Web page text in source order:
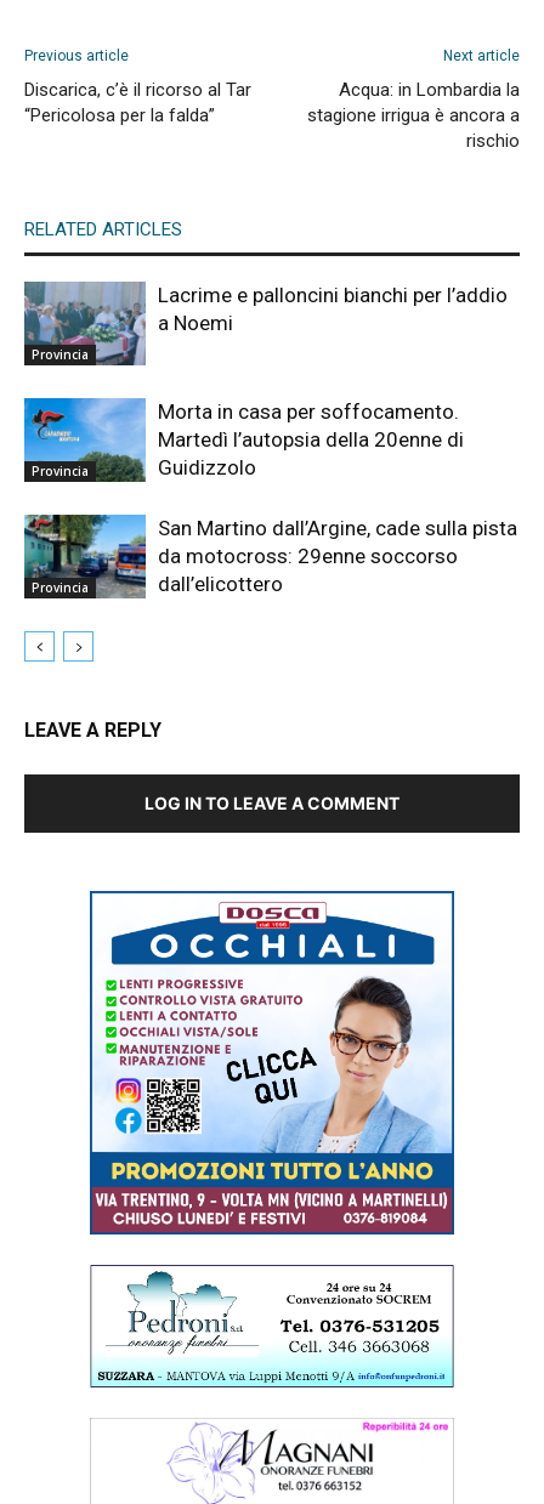
Previous article
Discarica, c’è il ricorso al Tar
“Pericolosa per la falda”
Next article
Acqua: in Lombardia la
stagione irrigua è ancora a
rischio
RELATED ARTICLES
Provincia
Lacrime e palloncini bianchi per l’addio
a Noemi
Provincia
Morta in casa per soffocamento.
Martedì l’autopsia della 20enne di
Guidizzolo
Provincia
San Martino dall’Argine, cade sulla pista
da motocross: 29enne soccorso
dall’elicottero
LEAVE A REPLY
LOG IN TO LEAVE A COMMENT